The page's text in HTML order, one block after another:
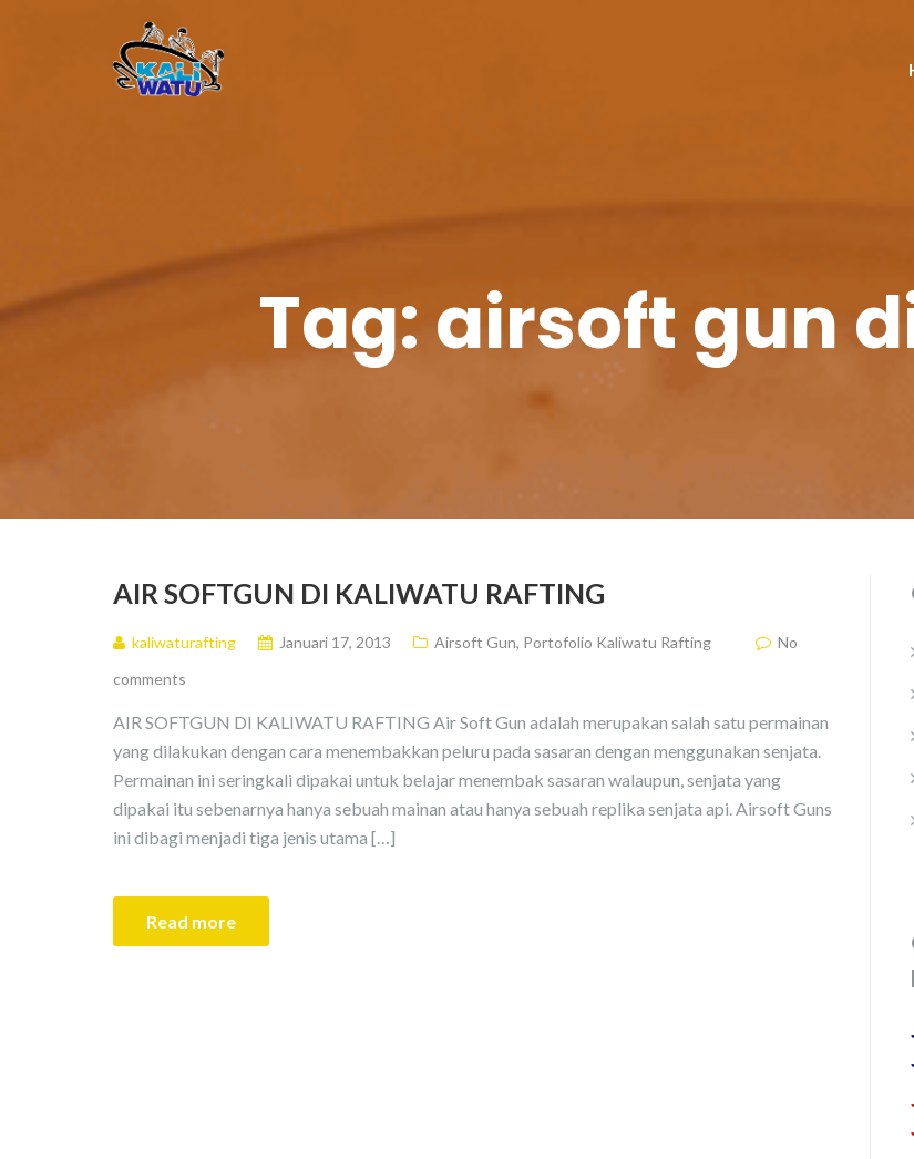
Tag: airsoft gun
AIR SOFTGUN DI KALIWATU RAFTING
kaliwaturafting Januari 17, 2013 Airsoft Gun, Portofolio Kaliwatu Rafting
No
comments
AIR SOFTGUN DI KALIWATU RAFTING Air Soft Gun adalah merupakan salah satu permainan
yang dilakukan dengan cara menembakkan peluru pada sasaran dengan menggunakan senjata.
Permainan ini seringkali dipakai untuk belajar menembak sasaran walaupun, senjata yang
dipakai itu sebenarnya hanya sebuah mainan atau hanya sebuah replika senjata api. Airsoft Guns
ini dibagi menjadi tiga jenis utama […]
Read more